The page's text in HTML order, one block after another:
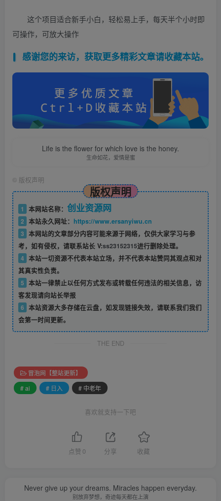
这个项目适合新手小白，轻松易上手，每天半个小时即
可操作，可放大操作
感谢您的来访，获取更多精彩文章请收藏本站。
Life is the flower for which love is the honey.
生命如花，爱情是蜜
© 版权声明
版权声明
1 本网站名称： 创业资源网
2 本站永久网址： https://www.ersanyiwu.cn
3 本网站的文章部分内容可能来源于网络，仅供大家学习与参
考，如有侵权，请联系站长 V:ss23152315进行删除处理。
4 本站一切资源不代表本站立场，并不代表本站赞同其观点和对
其真实性负责。
5 本站一律禁止以任何方式发布或转载任何违法的相关信息，访
客发现请向站长举报
6 本站资源大多存储在云盘，如发现链接失效，请联系我们我们
会第一时间更新。
THE END
冒泡网【整站更新】
# ai
# 日入 # 中老年
喜欢就支持一下吧
点赞 0 分享 收藏
Never give up your dreams. Miracles happen everyday.
别放弃梦想，奇迹每天都在上演